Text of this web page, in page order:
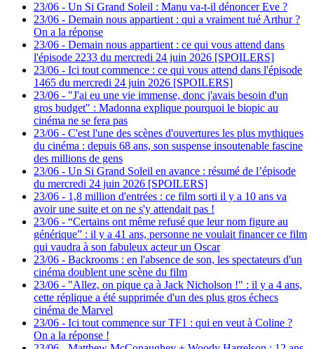
23/06 - Un Si Grand Soleil : Manu va-t-il dénoncer Eve ?
23/06 - Demain nous appartient : qui a vraiment tué Arthur ?
On a la réponse
23/06 - Demain nous appartient : ce qui vous attend dans
l'épisode 2233 du mercredi 24 juin 2026 [SPOILERS]
23/06 - Ici tout commence : ce qui vous attend dans l'épisode
1465 du mercredi 24 juin 2026 [SPOILERS]
23/06 - "J'ai eu une vie immense, donc j'avais besoin d'un
gros budget" : Madonna explique pourquoi le biopic au
cinéma ne se fera pas
23/06 - C'est l'une des scènes d'ouvertures les plus mythiques
du cinéma : depuis 68 ans, son suspense insoutenable fascine
des millions de gens
23/06 - Un Si Grand Soleil en avance : résumé de l’épisode
du mercredi 24 juin 2026 [SPOILERS]
23/06 - 1,8 million d'entrées : ce film sorti il y a 10 ans va
avoir une suite et on ne s'y attendait pas !
23/06 - “Certains ont même refusé que leur nom figure au
générique” : il y a 41 ans, personne ne voulait financer ce film
qui vaudra à son fabuleux acteur un Oscar
23/06 - Backrooms : en l'absence de son, les spectateurs d'un
cinéma doublent une scène du film
23/06 - "Allez, on pique ça à Jack Nicholson !" : il y a 4 ans,
cette réplique a été supprimée d'un des plus gros échecs
cinéma de Marvel
23/06 - Ici tout commence sur TF1 : qui en veut à Coline ?
On a la réponse !